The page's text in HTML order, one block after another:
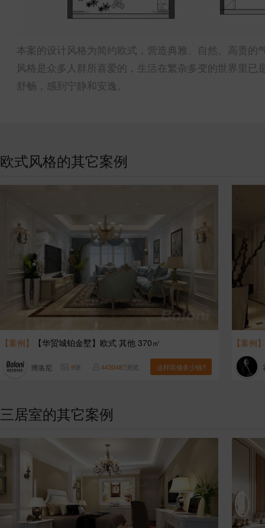
本案的设计风格为简约欧式，营造典雅、自然、高贵
风格是众多人群所喜爱的，生活在繁杂多变的世界里
舒畅，感到宁静和安逸。
欧式风格的其它案例
【案例】 【华贸城铂金墅】欧式 其他 370㎡
博洛尼 9张 4430487浏览 这样装修多少钱?
【案例】
三居室的其它案例